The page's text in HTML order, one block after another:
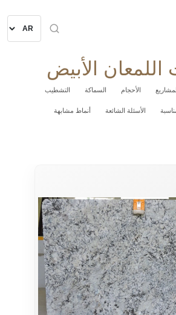
اللمعان الأبيض
الأحجام السماكة التشطيب
الأسئلة الشائعة أنماط مشابهة